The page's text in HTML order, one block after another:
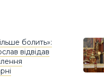
болить»:
відвідав